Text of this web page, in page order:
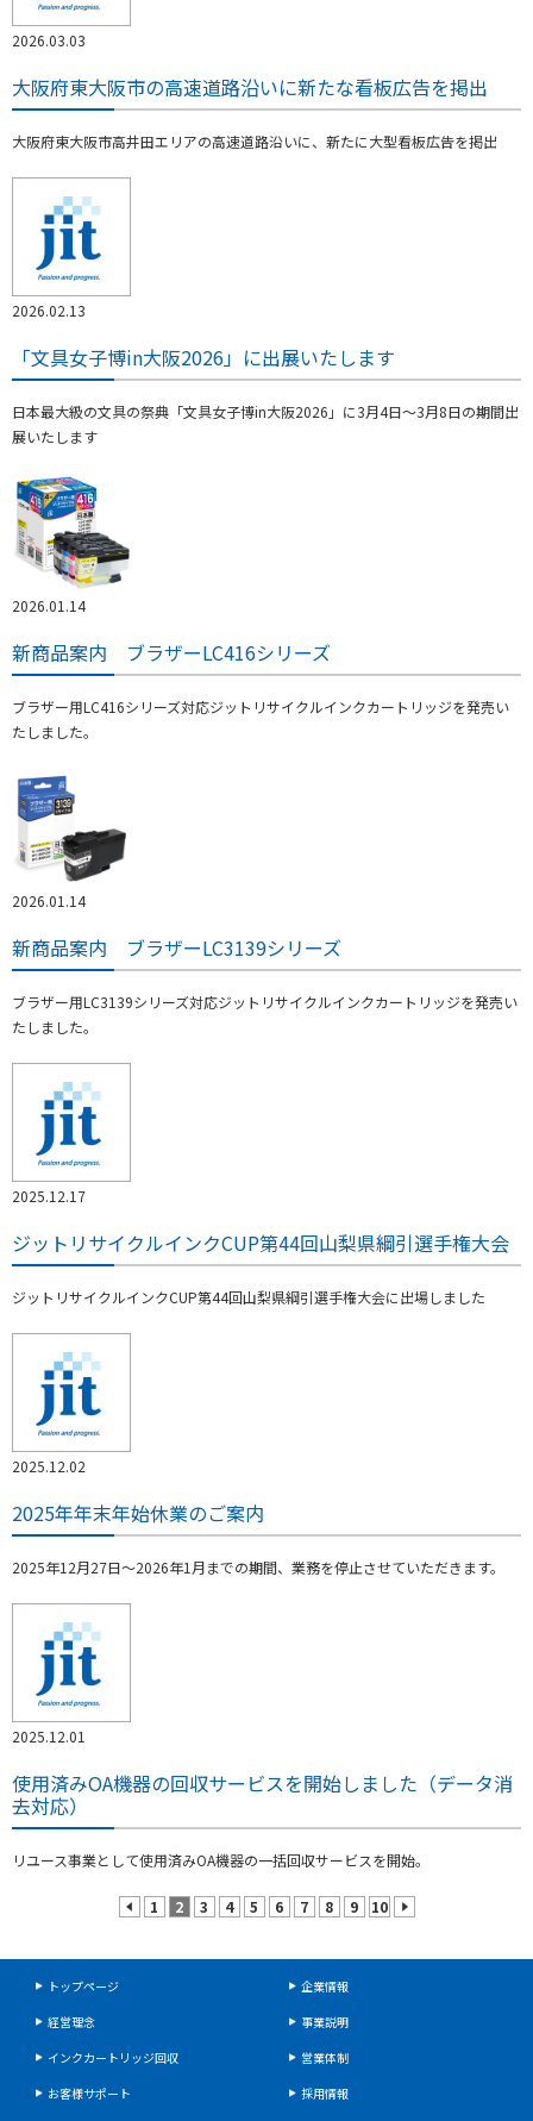
2026.03.03
大阪府東大阪市の高速道路沿いに新たな看板広告を掲出
大阪府東大阪市高井田エリアの高速道路沿いに、新たに大型看板広告を掲出
2026.02.13
「文具女子博in大阪2026」に出展いたします
日本最大級の文具の祭典「文具女子博in大阪2026」に3月4日～3月8日の期間出
展いたします
2026.01.14
新商品案内 ブラザーLC416シリーズ
ブラザー用LC416シリーズ対応ジットリサイクルインクカートリッジを発売い
たしました。
2026.01.14
新商品案内 ブラザーLC3139シリーズ
ブラザー用LC3139シリーズ対応ジットリサイクルインクカートリッジを発売い
たしました。
2025.12.17
ジットリサイクルインクCUP第44回山梨県綱引選手権大会
ジットリサイクルインクCUP第44回山梨県綱引選手権大会に出場しました
2025.12.02
2025年年末年始休業のご案内
2025年12月27日～2026年1月までの期間、業務を停止させていただきます。
2025.12.01
使用済みOA機器の回収サービスを開始しました（データ消
去対応）
リユース事業として使用済みOA機器の一括回収サービスを開始。
1 2 3 4 5 6 7 8 9
10
トップページ
企業情報
経営理念
事業説明
インクカートリッジ回収
営業体制
お客様サポート
採用情報